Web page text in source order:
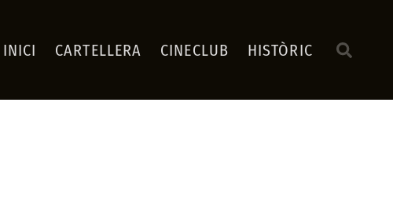
INICI CARTELLERA CINECLUB HISTÒRIC